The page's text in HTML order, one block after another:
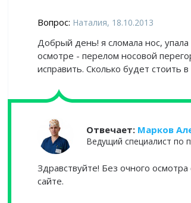
Вопрос: Наталия, 18.10.2013
Добрый день! я сломала нос, упала
осмотре - перелом носовой
исправить. Сколько будет стоить
Отвечает: Марков
Ведущий специалист по
Здравствуйте! Без очного
сайте.